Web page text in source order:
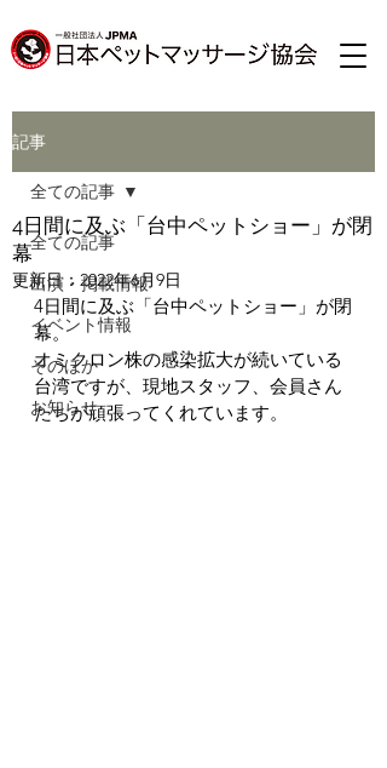
記事
全ての記事
出演・掲載情報
イベント情報
そのほか
お知らせ
全ての記事
4日間に及ぶ「台中ペットショー」が閉
幕
更新日： 2022年6月9日
4日間に及ぶ「台中ペットショー」が閉
幕。
オミクロン株の感染拡大が続いている
台湾ですが、現地スタッフ、会員さん
たちが頑張ってくれています。